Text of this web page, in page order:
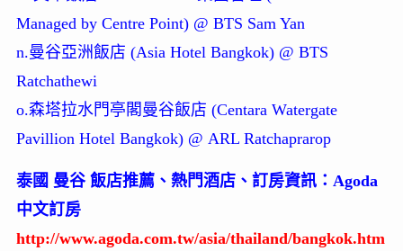
Managed by Centre Point) @ BTS Sam Yan
n.曼谷亞洲飯店 (Asia Hotel Bangkok) @ BTS
Ratchathewi
o.森塔拉水門亭閣曼谷飯店 (Centara Watergate
Pavillion Hotel Bangkok) @ ARL Ratchaprarop
泰國 曼谷 飯店推薦、熱門酒店、訂房資訊：Agoda
中文訂房
http://www.agoda.com.tw/asia/thailand/bangkok.htm